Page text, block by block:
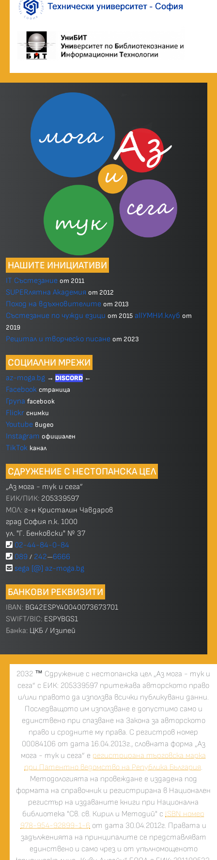
НАШИТЕ ИНИЦИАТИВИ
IT Състезание от 2011
SUPERлятна Академия от 2012
Поход на вдъхновителите от 2013
Състезание по чужди езици от 2015 allУМНИ.клуб от
2019
Рецитал и творческо писане от 2023
СОЦИАЛНИ МРЕЖИ
az-moga.bg → DISCORD ←
Facebook страница
Група facebook
Flickr снимки
Youtube видео
Instagram официален
TikTok канал
СДРУЖЕНИЕ С НЕСТОПАНСКА ЦЕЛ
„Аз мога - тук и сега”
ЕИК/ПИК: 205339597
МОЛ: г-н Кристалин Чавдаров
град София п.к. 1000
ул. "Г. Бенковски" № 37
02-44-84-0-84
089 / 242—6666
sega [@] az-moga.bg
БАНКОВИ РЕКВИЗИТИ
IBAN: BG42ESPY40040073673701
SWIFT/BIC: ESPYBGS1
Банка: ЦКБ / Изипей
2032 ™ Сдружение с нестопанска цел „Аз мога - тук и
сега” с ЕИК: 205339597 притежава авторското право
и/или правото да използва всички публикувани данни.
Последващото им използване е допустимо само и
единствено при спазване на Закона за авторското
право и сродните му права. С регистров номер
00084106 от дата 16.04.2013г., словната форма „Аз
мога - тук и сега” е регистрирана търговска марка
при Патентно ведомство на Република България.
Методологията на провеждане е издадена под
формата на справочник и регистрирана в Национален
регистър на издаваните книги при Национална
библиотека "Св. св. Кирил и Методий" с ISBN номер
978-954-92899-1-6 от дата 30.04.2012г. Правата и
задълженията на принципалите се представляват
единствено и само чрез и от упълномощеното